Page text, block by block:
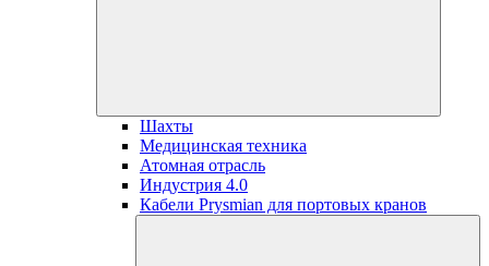
Шахты
Медицинская техника
Атомная отрасль
Индустрия 4.0
Кабели Prysmian для портовых кранов